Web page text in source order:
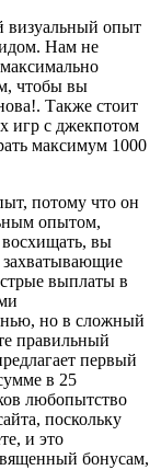
визуальный опыт
Нам не
чтобы вы
Также стоит
игр с джекпотом
максимум 1000
потому что он
опытом,
восхищать, вы
выплаты в
но в сложный
правильный
первый
в 25
любопытство
поскольку
и это
бонусам,